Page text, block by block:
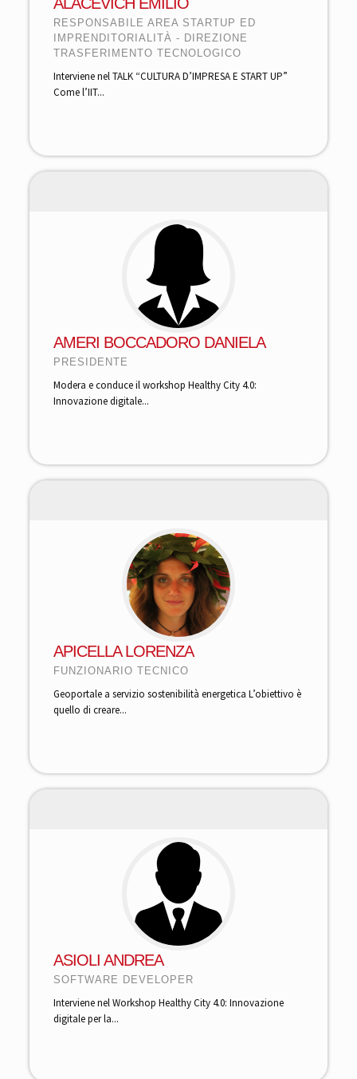
RESPONSABILE AREA STARTUP ED
IMPRENDITORIALITÀ - DIREZIONE
TRASFERIMENTO TECNOLOGICO
Interviene nel TALK “CULTURA D’IMPRESA E START UP”
Come l’IIT...
AMERI BOCCADORO DANIELA
PRESIDENTE
Modera e conduce il workshop Healthy City 4.0:
Innovazione digitale...
APICELLA LORENZA
FUNZIONARIO TECNICO
Geoportale a servizio sostenibilità energetica L’obiettivo è
quello di creare...
ASIOLI ANDREA
SOFTWARE DEVELOPER
Interviene nel Workshop Healthy City 4.0: Innovazione
digitale per la...